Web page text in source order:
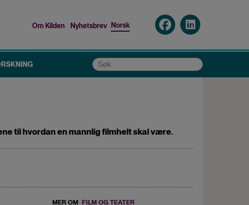
menu
Om Kilden Nyhetsbrev Norsk
Søk
til hvordan en mannlig filmhelt skal være.
MER OM FILM OG TEATER